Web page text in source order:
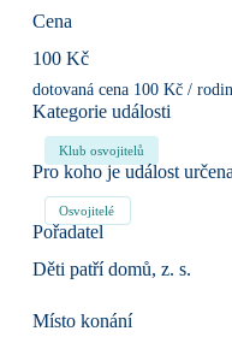
Cena
100 Kč
dotovaná cena 100 Kč /
Kategorie události
Klub osvojitelů
Pro koho je událost určena
Osvojitelé
Pořadatel
Děti patří domů, z. s.
Místo konání